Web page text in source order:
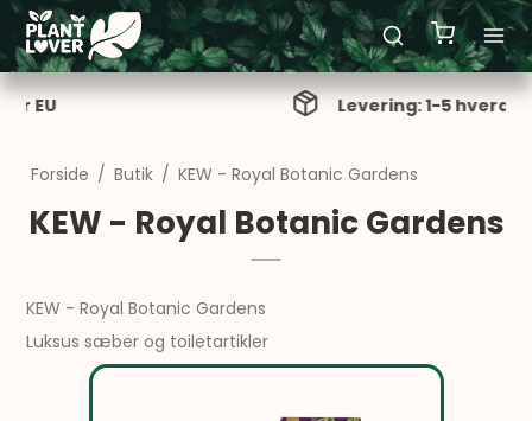
Levering: 1-5 hverdage
Forside / Butik / KEW - Royal Botanic Gardens
KEW - Royal Botanic Gardens
KEW - Royal Botanic Gardens
Luksus sæber og toiletartikler